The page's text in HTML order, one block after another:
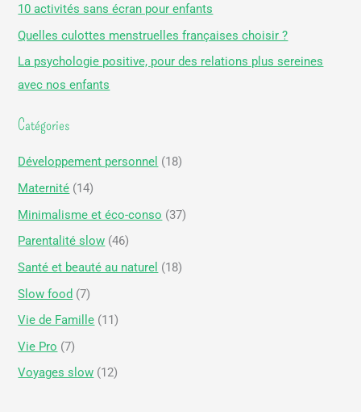
c
h
e
r
:
10 activités sans écran pour enfants
Quelles culottes menstruelles françaises choisir ?
La psychologie positive, pour des relations plus sereines
avec nos enfants
Catégories
Développement personnel (18)
Maternité (14)
Minimalisme et éco-conso (37)
Parentalité slow (46)
Santé et beauté au naturel (18)
Slow food (7)
Vie de Famille (11)
Vie Pro (7)
Voyages slow (12)